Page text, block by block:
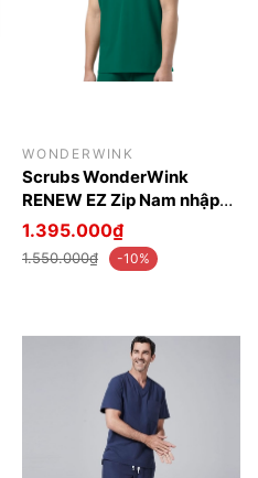
WONDERWINK
Scrubs WonderWink
RENEW EZ Zip Nam nhập
khẩu 100% từ Mỹ
1.395.000₫
1.550.000₫ -10%